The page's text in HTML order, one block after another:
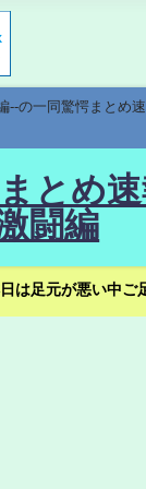
の一同驚愕まとめ
とめ
闘編
足元が悪い中ご